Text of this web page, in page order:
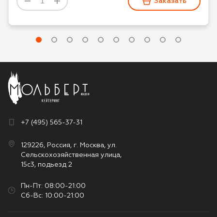
сайте и в рекламных и презентационных
материалах компании
Оставить отзыв
+7 (495) 565-37-31
129226, Россия, г. Москва, ул.
Сельскохозяйственная улица,
15с3, подьезд 2
Пн-Пт: 08:00-21:00
Сб-Вс: 10:00-21:00